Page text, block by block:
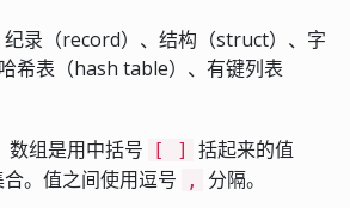
纪录（record）、结构（struct）、字
希表（hash table）、有键列表
组是用中括号
[ ]
括起来的值
合。值之间使用逗号
, 分隔。